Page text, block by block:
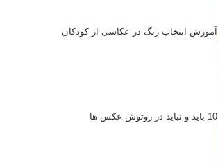
آموزش انتخاب رنگ در عکاسی از کودکان
10 باید و نباید در روتوش عکس ها